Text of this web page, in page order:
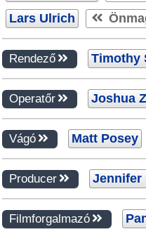
Lars Ulrich
Rendező Timothy
Operatőr Joshua
Vágó Matt Posey
Producer Jennifer
Filmforgalmazó